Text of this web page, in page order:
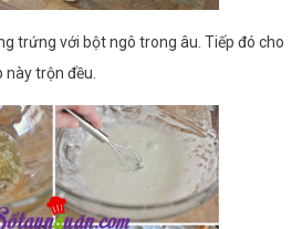
trứng với bột ngô trong âu. Tiếp đó cho
trộn đều.